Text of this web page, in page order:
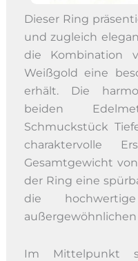
Dieser Ring
und zugleich
die Kombination
Weißgold eine
erhält. Die
beiden
Schmuckstück
charaktervolle
Gesamtgewicht
der Ring eine
die
außergewöhnlichen
Im Mittelpunkt